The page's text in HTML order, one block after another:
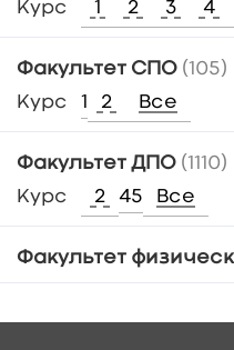
Курс
1 2 3 4
Факультет СПО (105)
Курс
1 2 Все
Факультет ДПО (1110)
Курс
2 45 Все
Факультет